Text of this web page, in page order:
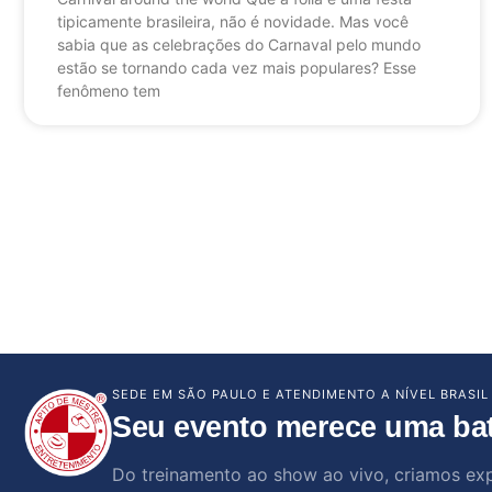
tipicamente brasileira, não é novidade. Mas você
sabia que as celebrações do Carnaval pelo mundo
estão se tornando cada vez mais populares? Esse
fenômeno tem
SEDE EM SÃO PAULO E ATENDIMENTO A NÍVEL BRASIL
Seu evento merece uma
Do treinamento ao show ao vivo, criamos